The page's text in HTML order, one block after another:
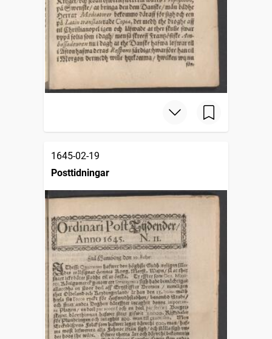
1645-02-19
Posttidningar